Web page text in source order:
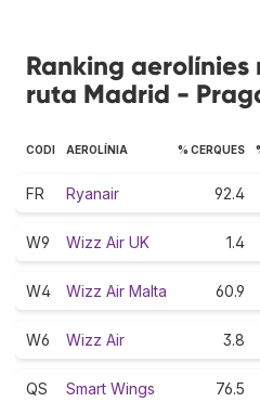
Ranking
ruta Madrid -
CODI AEROLÍNIA % CERQUES
FR Ryanair 92.4
W9 Wizz Air UK 1.4
W4 Wizz Air Malta 60.9
W6 Wizz Air 3.8
QS Smart Wings 76.5